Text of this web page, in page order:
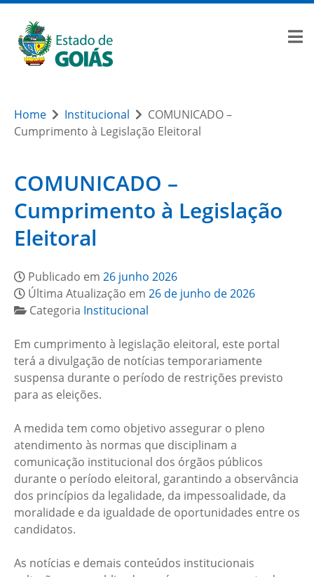
Home Institucional
COMUNICADO –
Cumprimento à Legislação Eleitoral
COMUNICADO –
Cumprimento à Legislação
Eleitoral
Publicado em 26 junho 2026
Última Atualização em 26 de junho de 2026
Categoria Institucional
Em cumprimento à legislação eleitoral, este portal
terá a divulgação de notícias temporariamente
suspensa durante o período de restrições previsto
para as eleições.
A medida tem como objetivo assegurar o pleno
atendimento às normas que disciplinam a
comunicação institucional dos órgãos públicos
durante o período eleitoral, garantindo a observância
dos princípios da legalidade, da impessoalidade, da
moralidade e da igualdade de oportunidades entre os
candidatos.
As notícias e demais conteúdos institucionais